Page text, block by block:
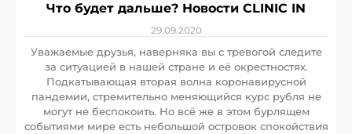
Что будет дальше? Новости CLINIC IN
29.09.2020
Уважаемые друзья, наверняка вы с тревогой следите
за ситуацией в нашей стране и её окрестностях.
Подкатывающая вторая волна коронавирусной
пандемии, стремительно меняющийся курс рубля не
могут не беспокоить. Но всё же в этом бурлящем
событиями мире есть небольшой островок спокойствия